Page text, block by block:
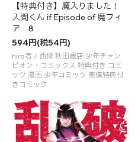
【特典付き】魔入りました！
入間くん if Episode of 魔フィ
ア 8
594円(税54円)
hiro者 / 西修 秋田書店 少年チャン
ピオン・コミックス 特典付き コミ
ック 漫画 少年コミック 無償特典付
きコミック